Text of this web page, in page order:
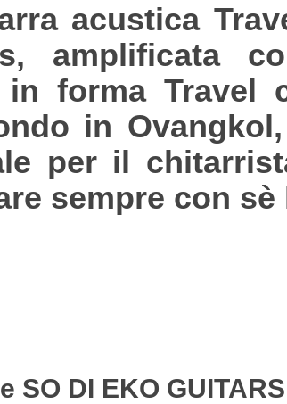
acustica
amplificata
forma Travel
in
per il
sempre con sè
SO DI EKO GUITARS